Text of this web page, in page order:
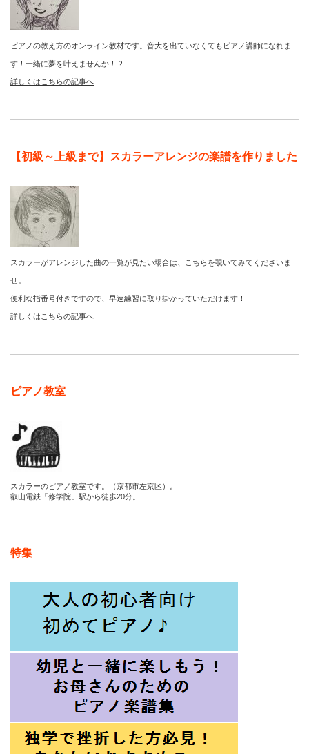
ピアノの教え方のオンライン教材です。音大を出ていなくてもピアノ講師になれま
す！一緒に夢を叶えませんか！？
詳しくはこちらの記事へ
【初級～上級まで】スカラーアレンジの楽譜を作りました
スカラーがアレンジした曲の一覧が見たい場合は、こちらを覗いてみてくださいま
せ。
便利な指番号付きですので、早速練習に取り掛かっていただけます！
詳しくはこちらの記事へ
ピアノ教室
スカラーのピアノ教室です。
（京都市左京区）。
叡山電鉄「修学院」駅から徒歩20分。
特集